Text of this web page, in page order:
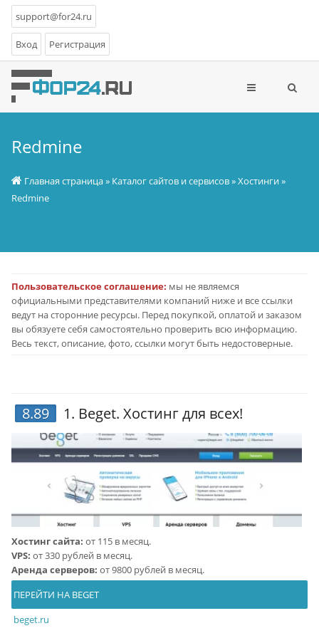
support@for24.ru
Вход Регистрация
Redmine
Главная страница» Каталог сайтов и сервисов»Хостинги»
Redmine
Пользовательское соглашение: мы не являемся
официальными представителями компаний ниже и все ссылки
ведут на сторонние ресурсы. Перед покупкой, оплатой и заказом
вы обязуете себя самостоятельно проверить всю информацию.
Весь текст, описание, фото, ссылки могут быть недостоверные.
8.89 1. Beget. Хостинг для всех!
Хостинг сайта: от 115 в месяц.
VPS: от 330 рублей в месяц.
Аренда серверов: от 9800 рублей в месяц.
ПЕРЕЙТИ НА BEGET
beget.ru